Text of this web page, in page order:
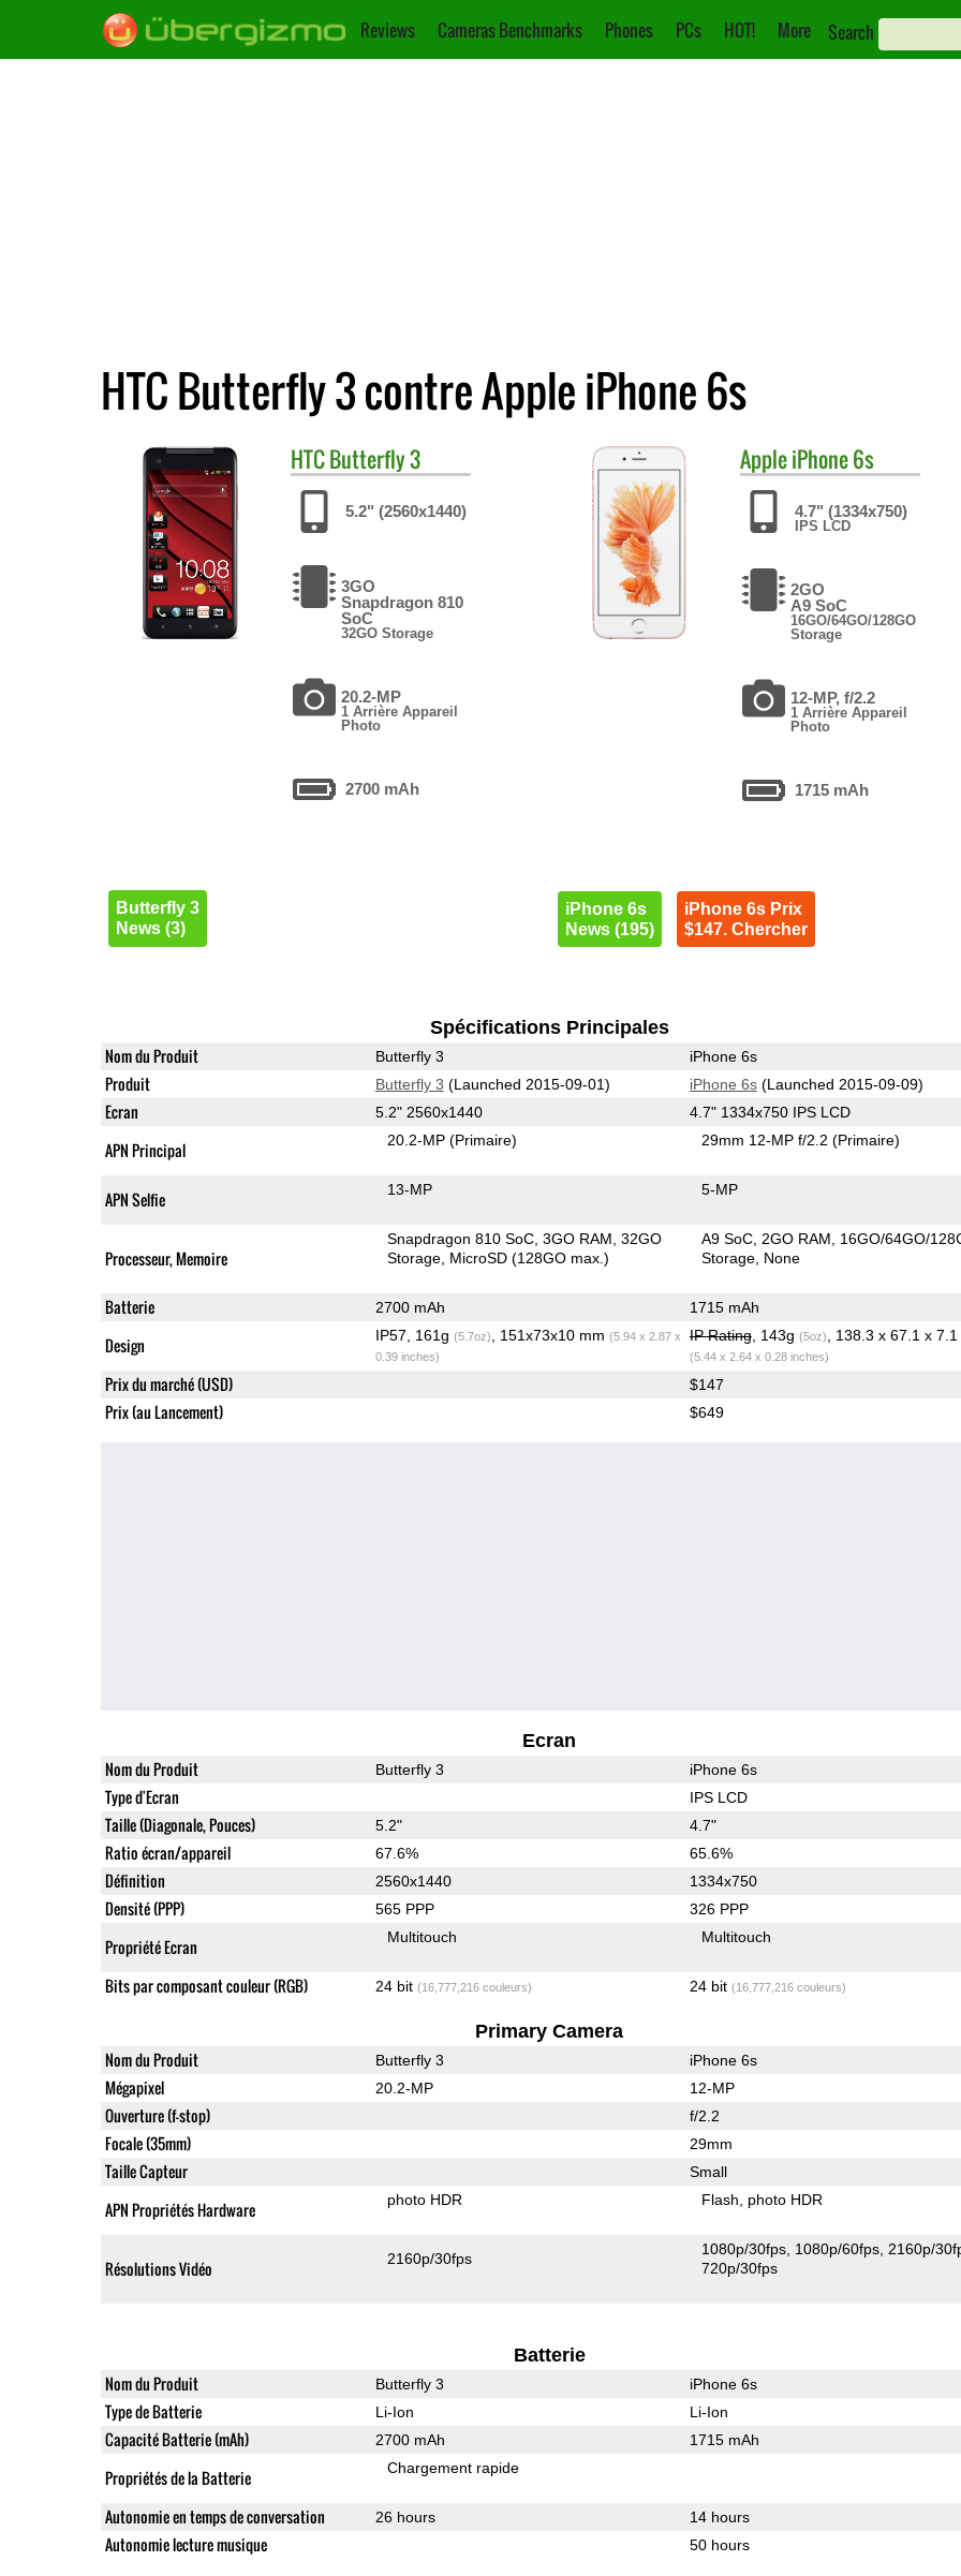
Reviews Cameras Benchmarks Phones PCs HOT! More Search
HTC Butterfly 3 contre Apple iPhone 6s
HTCButterfly 3
5.2" (2560x1440)
3GO
Snapdragon 810
SoC
32GO Storage
20.2-MP
1 Arrière Appareil
Photo
2700 mAh
Butterfly 3
News (3)
AppleiPhone 6s
4.7" (1334x750)
IPS LCD
2GO
A9 SoC
16GO/64GO/128GO
Storage
12-MP, f/2.2
1 Arrière Appareil
Photo
1715 mAh
iPhone 6s
News (195)
iPhone 6s Prix
$147. Chercher
Spécifications Principales
Nom du Produit Butterfly 3 iPhone 6s
Produit Butterfly 3 (Launched 2015-09-01) iPhone 6s(Launched 2015-09-09)
Ecran 5.2" 2560x1440 4.7" 1334x750 IPS LCD
APN Principal 20.2-MP(Primaire) 29mm 12-MP f/2.2(Primaire)
APN Selfie 13-MP 5-MP
Processeur, Memoire
Snapdragon 810 SoC 3GO RAM 32GO
Storage MicroSD (128GO max.)
A9 SoC 2GO RAM
16GO/64GO/
Storage None
Batterie 2700 mAh 1715 mAh
Design IP57, 161g (5.7oz) , 151x73x10 mm (5.94 x 2.87 x
0.39 inches)
IP Rating, 143g (5oz)
(5.44 x 2.64 x 0.28 inches)
Prix du marché (USD) $147
Prix (au Lancement) $649
Ecran
Nom du Produit Butterfly 3 iPhone 6s
Type d'Ecran IPS LCD
Taille (Diagonale, Pouces) 5.2" 4.7"
Ratio écran/appareil 67.6% 65.6%
Définition 2560x1440 1334x750
Densité (PPP) 565 PPP 326 PPP
Propriété Ecran Multitouch Multitouch
Bits par composant couleur (RGB) 24 bit (16,777,216 couleurs) 24 bit (16,777,216 couleurs)
Primary Camera
Nom du Produit Butterfly 3 iPhone 6s
Mégapixel 20.2-MP 12-MP
Ouverture (f-stop) f/2.2
Focale (35mm) 29mm
Taille Capteur Small
APN Propriétés Hardware photo HDR Flash photo HDR
Résolutions Vidéo 2160p/30fps
1080p/30fps 1080p/60fps 2160p/
720p/30fps
Batterie
Nom du Produit Butterfly 3 iPhone 6s
Type de Batterie Li-Ion Li-Ion
Capacité Batterie (mAh) 2700 mAh 1715 mAh
Propriétés de la Batterie Chargement rapide
Autonomie en temps de conversation 26 hours 14 hours
Autonomie lecture musique 50 hours